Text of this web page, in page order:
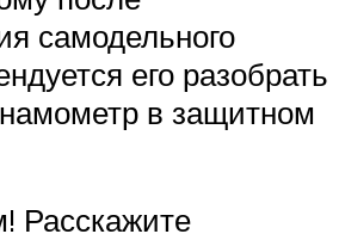
самодельного
его разобрать
в защитном
Расскажите